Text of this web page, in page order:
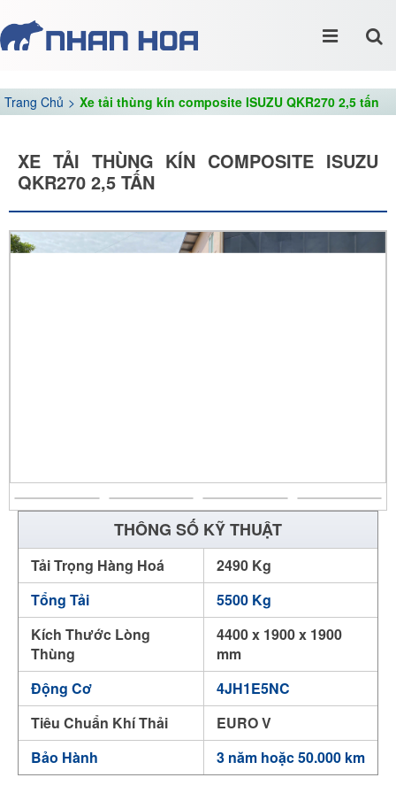
Trang Chủ Xe tải thùng kín composite ISUZU QKR270 2,5 tấn
XE TẢI THÙNG KÍN COMPOSITE ISUZU
QKR270 2,5 TẤN
THÔNG SỐ KỸ THUẬT
Tải Trọng Hàng Hoá
2490 Kg
Tổng Tải
5500 Kg
Kích Thước Lòng
Thùng
4400 x 1900 x 1900
mm
Động Cơ
4JH1E5NC
Tiêu Chuẩn Khí Thải
EURO V
Bảo Hành
3 năm hoặc 50.000 km